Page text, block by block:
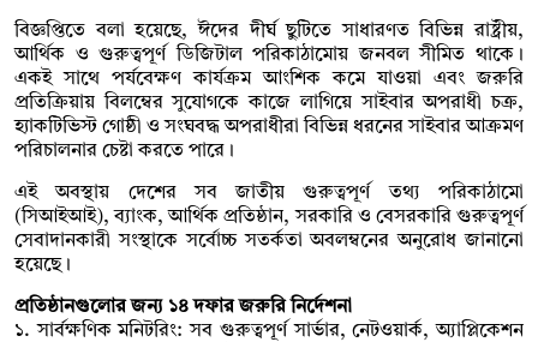
বিজ্ঞপ্তিতে বলা হয়েছে, ঈদের দীর্ঘ ছুটিতে সাধারণত বিভিন্ন রাষ্ট্রীয়,
আর্থিক ও গুরুত্বপূর্ণ ডিজিটাল পরিকাঠামোয় জনবল সীমিত থাকে।
একই সাথে পর্যবেক্ষণ কার্যক্রম আংশিক কমে যাওয়া এবং জরুরি
প্রতিক্রিয়ায় বিলম্বের সুযোগকে কাজে লাগিয়ে সাইবার অপরাধী চক্র,
হ্যাকটিভিস্ট গোষ্ঠী ও সংঘবদ্ধ অপরাধীরা বিভিন্ন ধরনের সাইবার আক্রমণ
পরিচালনার চেষ্টা করতে পারে।
এই অবস্থায় দেশের সব জাতীয় গুরুত্বপূর্ণ তথ্য পরিকাঠামো
(সিআইআই), ব্যাংক, আর্থিক প্রতিষ্ঠান, সরকারি ও বেসরকারি গুরুত্বপূর্ণ
সেবাদানকারী সংস্থাকে সর্বোচ্চ সতর্কতা অবলম্বনের অনুরোধ জানানো
হয়েছে।
প্রতিষ্ঠানগুলোর জন্য ১৪ দফার জরুরি নির্দেশনা
১. সার্বক্ষণিক মনিটরিং: সব গুরুত্বপূর্ণ সার্ভার, নেটওয়ার্ক, অ্যাপ্লিকেশন